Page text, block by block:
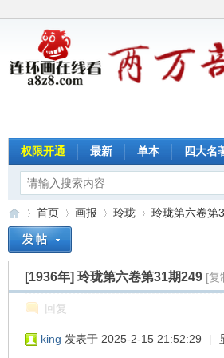
权限开通 最新 单本 四大名
»
首页
›
画报
›
玲珑
›
玲珑第六卷第
[1936年] 玲珑第六卷第31期249 [复
回复
king 发表于 2025-2-15 21:52:29 |